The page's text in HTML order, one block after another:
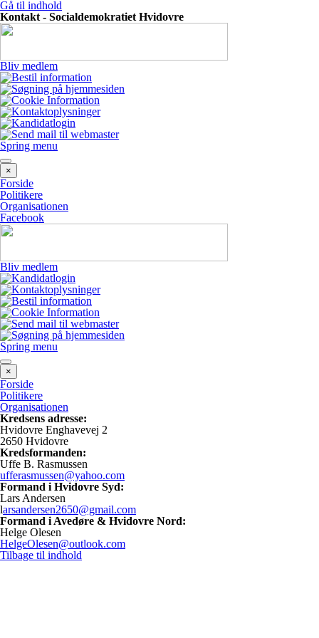
Gå til indhold
Kontakt - Socialdemokratiet Hvidovre
Bliv medlem
Spring menu
×
Forside
Politikere
Organisationen
Facebook
Bliv medlem
Spring menu
×
Forside
Politikere
Organisationen
Kredsens adresse:
Hvidovre Enghavevej 2
2650 Hvidovre
Kredsformanden:
Uffe B. Rasmussen
ufferasmussen@yahoo.com
Formand i Hvidovre Syd:
Lars Andersen
larsandersen2650@gmail.com
Formand i Avedøre & Hvidovre Nord:
Helge Olesen
HelgeOlesen@outlook.com
Tilbage til indhold